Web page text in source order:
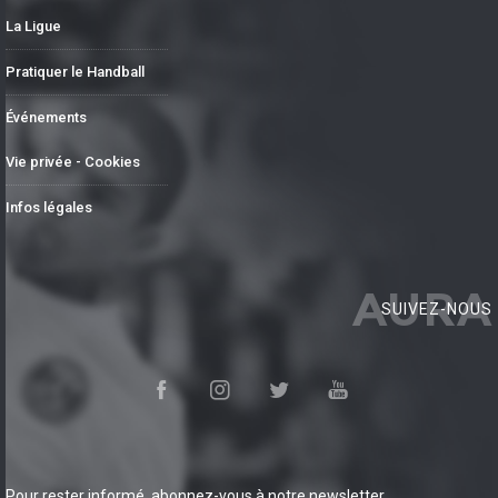
La Ligue
Pratiquer le Handball
Événements
Vie privée - Cookies
Infos légales
AURA
SUIVEZ-NOUS